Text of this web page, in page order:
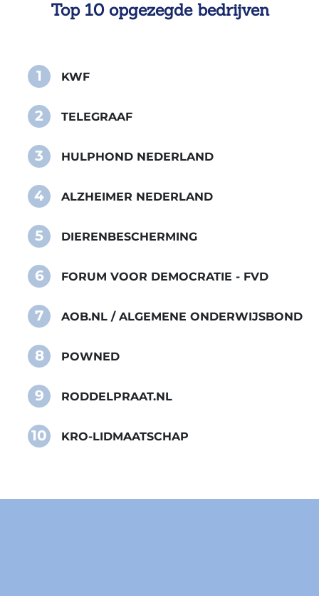
Top 10 opgezegde bedrijven
1 KWF
2 TELEGRAAF
3 HULPHOND NEDERLAND
4 ALZHEIMER NEDERLAND
5 DIERENBESCHERMING
6 FORUM VOOR DEMOCRATIE - FVD
7 AOB.NL / ALGEMENE ONDERWIJSBOND
8 POWNED
9 RODDELPRAAT.NL
10 KRO-LIDMAATSCHAP